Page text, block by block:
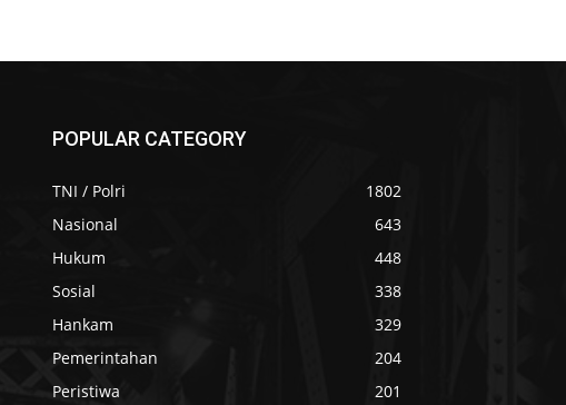
POPULAR CATEGORY
TNI / Polri
1802
Nasional
643
Hukum
448
Sosial
338
Hankam
329
Pemerintahan
204
Peristiwa
201